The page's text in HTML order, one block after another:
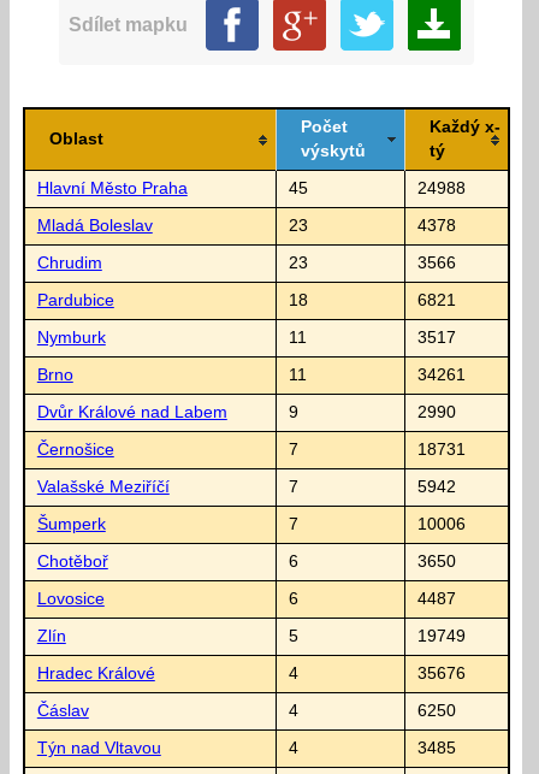
Sdílet mapku
Oblast
Počet
výskytů
Každý x-
tý
Hlavní Město Praha 45 24988
Mladá Boleslav 23 4378
Chrudim 23 3566
Pardubice 18 6821
Nymburk 11 3517
Brno 11 34261
Dvůr Králové nad Labem 9 2990
Černošice 7 18731
Valašské Meziříčí 7 5942
Šumperk 7 10006
Chotěboř 6 3650
Lovosice 6 4487
Zlín 5 19749
Hradec Králové 4 35676
Čáslav 4 6250
Týn nad Vltavou 4 3485